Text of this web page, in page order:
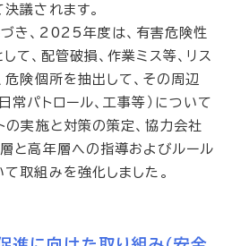
議されます。
づき、2025年度は、有害危険性
て、配管破損、作業ミス等、リス
危険個所を抽出して、その周辺
常パトロール、工事等）について
の実施と対策の策定、協力会社
と高年層への指導およびルール
取組みを強化しました。